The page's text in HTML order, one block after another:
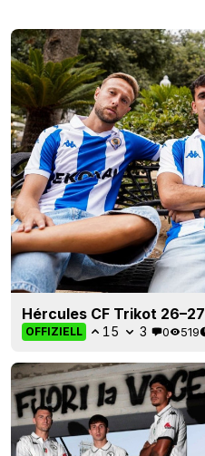
Hércules CF Trikot
OFFIZIELL 15 3 0 519